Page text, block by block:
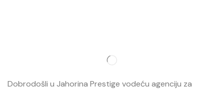
Dobrodošli u Jahorina Prestige vodeću agenciju za